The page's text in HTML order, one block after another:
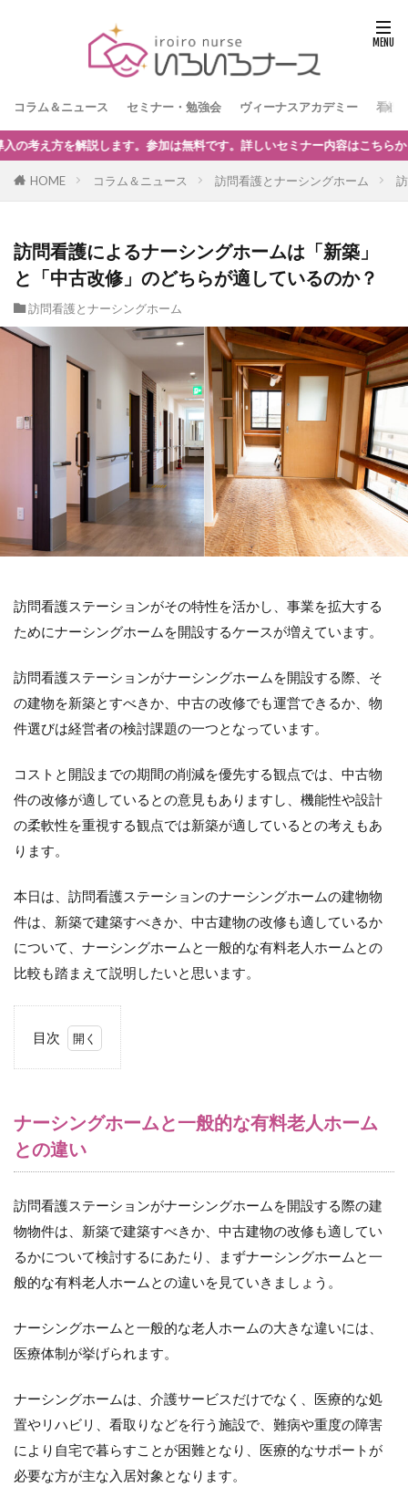
コラム＆ニュース セミナー・勉強会 ヴィーナスアカデミー 看護
容はこちらからどうぞ。
HOME コラム＆ニュース 訪問看護とナーシングホーム
訪問看護によるナーシングホームは「新築」
と「中古改修」のどちらが適しているのか？
訪問看護とナーシングホーム
訪問看護ステーションがその特性を活かし、事業を拡大する
ためにナーシングホームを開設するケースが増えています。
訪問看護ステーションがナーシングホームを開設する際、そ
の建物を新築とすべきか、中古の改修でも運営できるか、物
件選びは経営者の検討課題の一つとなっています。
コストと開設までの期間の削減を優先する観点では、中古物
件の改修が適しているとの意見もありますし、機能性や設計
の柔軟性を重視する観点では新築が適しているとの考えもあ
ります。
本日は、訪問看護ステーションのナーシングホームの建物物
件は、新築で建築すべきか、中古建物の改修も適しているか
について、ナーシングホームと一般的な有料老人ホームとの
比較も踏まえて説明したいと思います。
目次
グ
ム
一
般
な
料
人
ム
と
の
違
い
ナーシングホームと一般的な有料老人ホーム
との違い
訪問看護ステーションがナーシングホームを開設する際の建
物物件は、新築で建築すべきか、中古建物の改修も適してい
るかについて検討するにあたり、まずナーシングホームと一
般的な有料老人ホームとの違いを見ていきましょう。
ナーシングホームと一般的な老人ホームの大きな違いには、
医療体制が挙げられます。
ナーシングホームは、介護サービスだけでなく、医療的な処
置やリハビリ、看取りなどを行う施設で、難病や重度の障害
により自宅で暮らすことが困難となり、医療的なサポートが
必要な方が主な入居対象となります。